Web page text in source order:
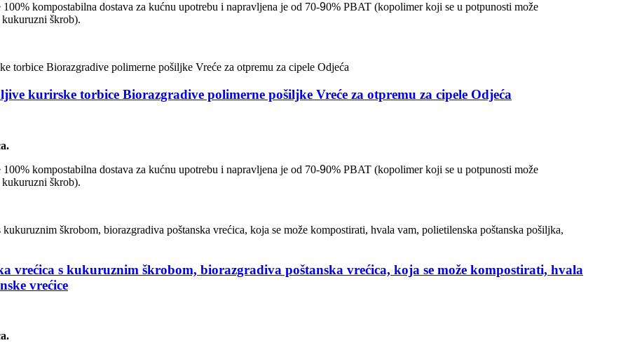
kompostabilna dostava za kućnu upotrebu i napravljena je od 70-90% PBAT (kopolimer koji se u potpunosti može
škrob).
kurirske torbice Biorazgradive polimerne pošiljke Vreće za otpremu za cipele Odjeća
kompostabilna dostava za kućnu upotrebu i napravljena je od 70-90% PBAT (kopolimer koji se u potpunosti može
škrob).
vrećica s kukuruznim škrobom, biorazgradiva poštanska vrećica, koja se može kompostirati, hvala
vrećice